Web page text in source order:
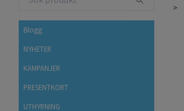
Blogg
NYHETER
KAMPANJER
PRESENTKORT
UTHYRNING